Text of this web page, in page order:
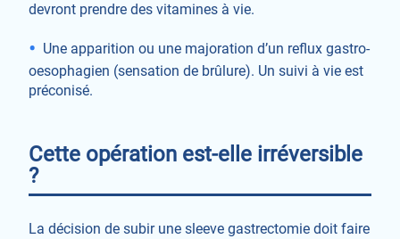
devront prendre des vitamines à vie.
Une apparition ou une majoration d’un reflux gastro-
oesophagien (sensation de brûlure). Un suivi à vie est
préconisé.
Cette opération est-elle irréversible
?
La décision de subir une sleeve gastrectomie doit faire